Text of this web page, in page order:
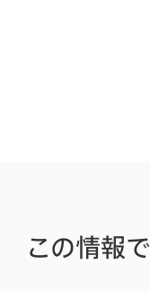
この情報